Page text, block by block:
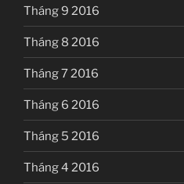
Tháng 9 2016
Tháng 8 2016
Tháng 7 2016
Tháng 6 2016
Tháng 5 2016
Tháng 4 2016